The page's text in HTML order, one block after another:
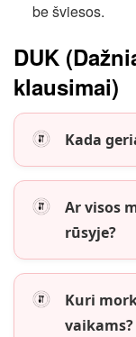
be šviesos.
DUK
klausimai)
Kada
Ar visos
rūsyje?
Kuri
vaikams?